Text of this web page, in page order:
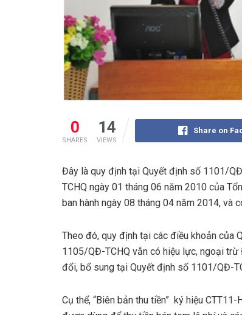
0
SHARES
14
VIEWS
Share on
Đây là quy định tại Quyết định số 1101/
TCHQ ngày 01 tháng 06 năm 2010 của
ban hành ngày 08 tháng 04 năm 2014, và
Theo đó, quy định tại các điều khoản của
1105/QĐ-TCHQ vẫn có hiệu lực, ngoại
đổi, bổ sung tại Quyết định số 1101/QĐ-
Cụ thể, “Biên bản thu tiền” ký hiệu CTT11-